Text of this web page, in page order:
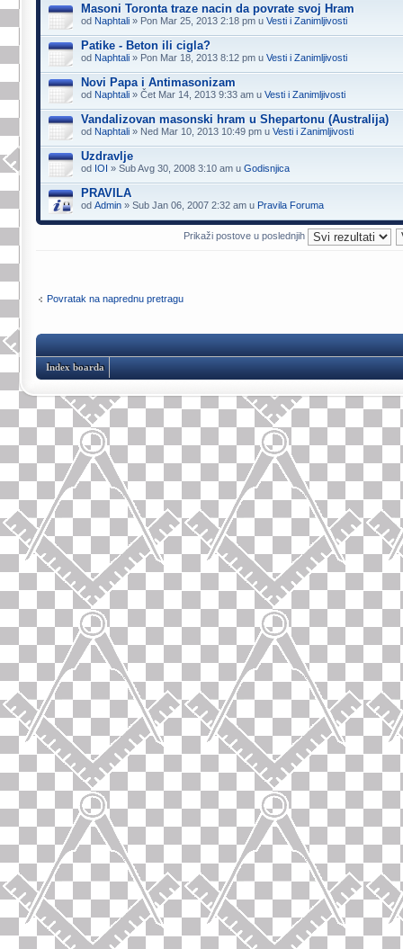
Masoni Toronta traze nacin da povrate svoj Hram
od Naphtali » Pon Mar 25, 2013 2:18 pm u Vesti i Zanimljivosti
Patike - Beton ili cigla?
od Naphtali » Pon Mar 18, 2013 8:12 pm u Vesti i Zanimljivosti
Novi Papa i Antimasonizam
od Naphtali » Čet Mar 14, 2013 9:33 am u Vesti i Zanimljivosti
Vandalizovan masonski hram u Shepartonu (Australija)
od Naphtali » Ned Mar 10, 2013 10:49 pm u Vesti i Zanimljivosti
Uzdravlje
od IOI » Sub Avg 30, 2008 3:10 am u Godisnjica
PRAVILA
od Admin » Sub Jan 06, 2007 2:32 am u Pravila Foruma
Prikaži postove u poslednjih
Povratak na naprednu pretragu
Index boarda